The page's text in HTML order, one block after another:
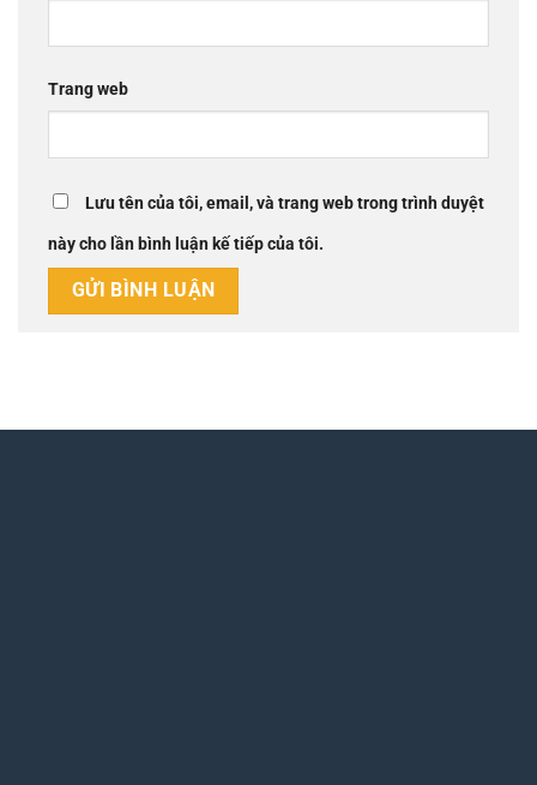
Trang web
Lưu tên của tôi, email, và trang web trong trình duyệt
này cho lần bình luận kế tiếp của tôi.